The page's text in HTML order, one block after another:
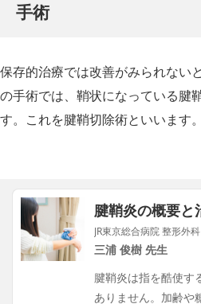
手術
保存的治療では改善がみられない
の手術では、鞘状になっている腱
す。これを腱鞘切除術といいます
腱鞘炎の概要と
JR東京総合病院 整形外
三浦 俊樹 先生
腱鞘炎は指を酷使す
ありません。加齢や